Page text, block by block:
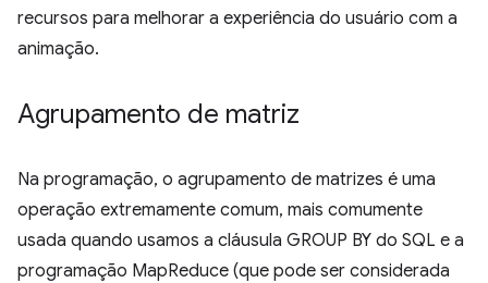
recursos para melhorar a experiência do usuário com a
animação.
Agrupamento de matriz
Na programação, o agrupamento de matrizes é uma
operação extremamente comum, mais comumente
usada quando usamos a cláusula GROUP BY do SQL e a
programação MapReduce (que pode ser considerada